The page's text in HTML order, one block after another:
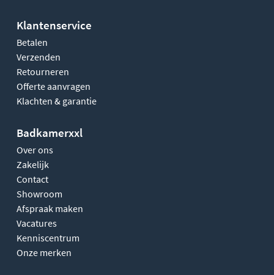
Klantenservice
Betalen
Verzenden
Retourneren
Offerte aanvragen
Klachten & garantie
Badkamerxxl
Over ons
Zakelijk
Contact
Showroom
Afspraak maken
Vacatures
Kenniscentrum
Onze merken